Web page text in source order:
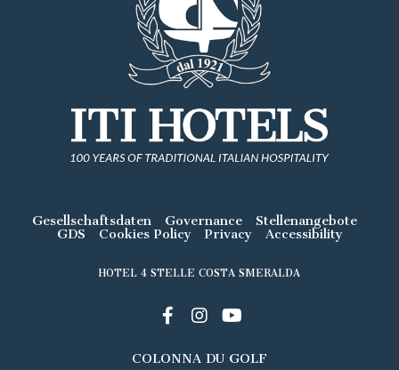
Gesellschaftsdaten Governance
Stellenangebote
GDS
Cookies Policy Privacy Accessibility
HOTEL 4 STELLE COSTA SMERALDA
COLONNA DU GOLF